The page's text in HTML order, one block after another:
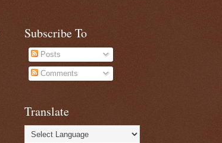
Subscribe To
Posts
Comments
Translate